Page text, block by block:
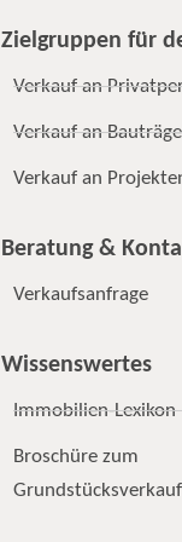
Zielgruppen für
Verkauf an
Verkauf an
Verkauf an
Beratung &
Verkaufsanfrage
Wissenswertes
Immobilien-Lexikon
Broschüre zum
Grundstücksverkauf